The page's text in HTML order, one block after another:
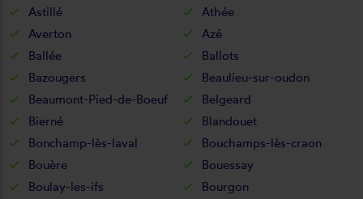
Astillé
Athée
Averton
Azé
Ballée
Ballots
Bazougers
Beaulieu-sur-oudon
Beaumont-Pied-de-Boeuf
Belgeard
Bierné
Blandouet
Bonchamp-lès-laval
Bouchamps-lès-craon
Bouère
Bouessay
Boulay-les-ifs
Bourgon